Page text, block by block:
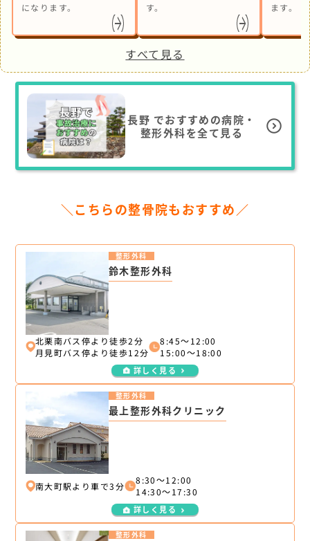
になります。
す。
ます。
すべて見る
長野 でおすすめの病院・
整形外科を全て見る
＼こちらの整骨院もおすすめ／
鈴木整形外科
整形外科
北栗南バス停より徒歩2分
月見町バス停より徒歩12分
8:45～12:00
15:00～18:00
詳しく見る
最上整形外科クリニック
整形外科
南大町駅より車で3分
8:30～12:00
14:30～17:30
詳しく見る
整形外科